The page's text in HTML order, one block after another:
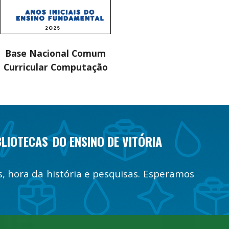
Base Nacional Comum
Curricular Computação
DO ENSINO DE VITÓRIA
hora da história e pesquisas. Esperamos